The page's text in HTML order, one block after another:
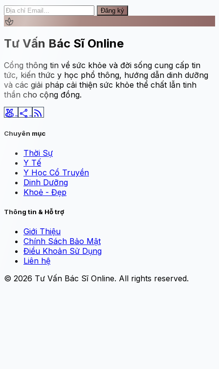
Đăng ký
spa
Tư Vấn Bác Sĩ Online
Cổng thông tin về sức khỏe và đời sống cung cấp tin
tức, kiến thức y học phổ thông, hướng dẫn dinh dưỡng
và các giải pháp cải thiện sức khỏe thể chất lẫn tinh
thần cho cộng đồng.
social_leaderboard share rss_feed
Chuyên mục
Thời Sự
Y Tế
Y Học Cổ Truyền
Dinh Dưỡng
Khoẻ - Đẹp
Thông tin & Hỗ trợ
Giới Thiệu
Chính Sách Bảo Mật
Điều Khoản Sử Dụng
Liên hệ
© 2026 Tư Vấn Bác Sĩ Online. All rights reserved.